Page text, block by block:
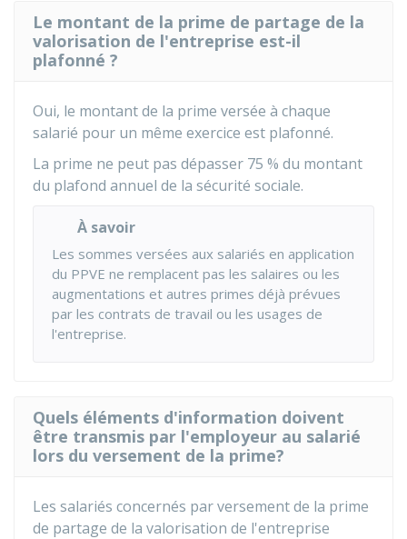
Le montant de la prime de partage de la
valorisation de l'entreprise est-il
plafonné ?
Oui, le montant de la prime versée à chaque
salarié pour un même exercice est plafonné.
La prime ne peut pas dépasser 75 % du montant
du plafond annuel de la sécurité sociale.
À savoir
Les sommes versées aux salariés en application
du PPVE ne remplacent pas les salaires ou les
augmentations et autres primes déjà prévues
par les contrats de travail ou les usages de
l'entreprise.
Quels éléments d'information doivent
être transmis par l'employeur au salarié
lors du versement de la prime?
Les salariés concernés par versement de la prime
de partage de la valorisation de l'entreprise